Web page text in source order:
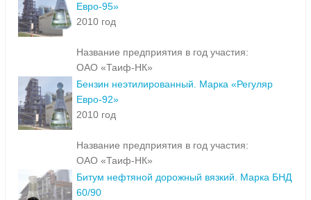
Евро-95»
2010 год
Название предприятия в год участия:
ОАО «Таиф-НК»
Бензин неэтилированный. Марка «Регуляр
Евро-92»
2010 год
Название предприятия в год участия:
ОАО «Таиф-НК»
Битум нефтяной дорожный вязкий. Марка БНД
60/90